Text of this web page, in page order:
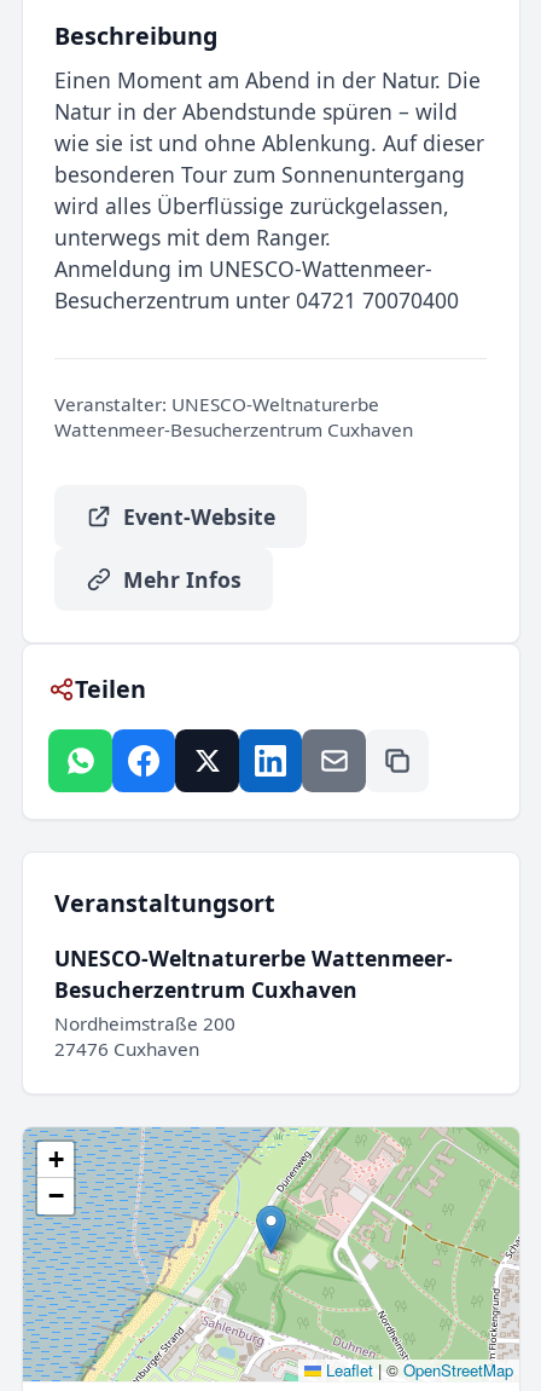
Beschreibung
Einen Moment am Abend in der Natur. Die
Natur in der Abendstunde spüren – wild
wie sie ist und ohne Ablenkung. Auf dieser
besonderen Tour zum Sonnenuntergang
wird alles Überflüssige zurückgelassen,
unterwegs mit dem Ranger.
Anmeldung im UNESCO-Wattenmeer-
Besucherzentrum unter 04721 70070400
Veranstalter: UNESCO-Weltnaturerbe
Wattenmeer-Besucherzentrum Cuxhaven
Event-Website
Mehr Infos
Teilen
Veranstaltungsort
UNESCO-Weltnaturerbe Wattenmeer-
Besucherzentrum Cuxhaven
Nordheimstraße 200
27476 Cuxhaven
+
−
Leaflet |© OpenStreetMap